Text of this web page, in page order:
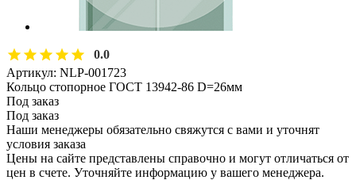
0.0
Артикул: NLP-001723
Кольцо стопорное ГОСТ 13942-86 D=26мм
Под заказ
Под заказ
Наши менеджеры обязательно свяжутся с вами и уточнят
условия заказа
Цены на сайте представлены справочно и могут отличаться от
цен в счете. Уточняйте информацию у вашего менеджера.